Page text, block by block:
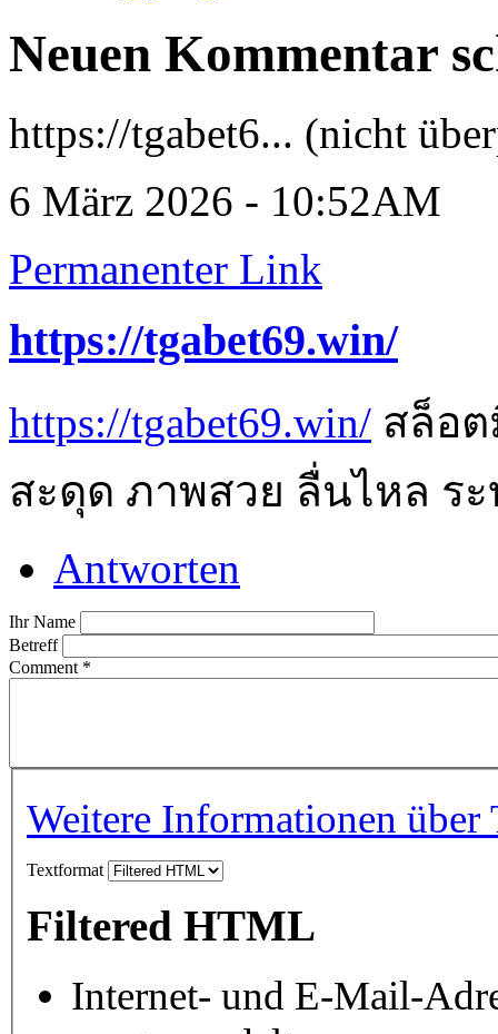
Neuen Kommentar
https://tgabet6... (nicht
6 März 2026 - 10:52AM
Permanenter Link
https://tgabet69.win/
https://tgabet69.win/ สล็อต
สะดุด ภาพสวย ลื่นไหล ร
Antworten
Ihr Name
Betreff
Comment *
Weitere Informationen über
Textformat
Filtered HTML
Internet- und E-Mail-